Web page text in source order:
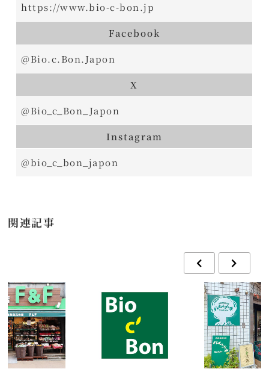
https://www.bio-c-bon.jp
Facebook
@Bio.c.Bon.Japon
X
@Bio_c_Bon_Japon
Instagram
@bio_c_bon_japon
関連記事